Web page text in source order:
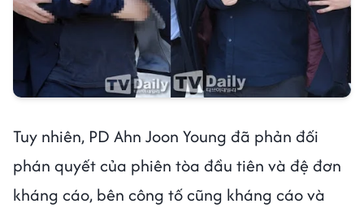
Tuy nhiên, PD Ahn Joon Young đã phản đối
phán quyết của phiên tòa đầu tiên và đệ đơn
kháng cáo, bên công tố cũng kháng cáo và